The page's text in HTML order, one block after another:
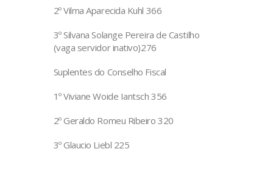
2º Vilma Aparecida Kuhl 366
3º Silvana Solange Pereira de Castilho
(vaga servidor inativo)276
Suplentes do Conselho Fiscal
1º Viviane Woide Iantsch 356
2º Geraldo Romeu Ribeiro 320
3º Glaucio Liebl 225